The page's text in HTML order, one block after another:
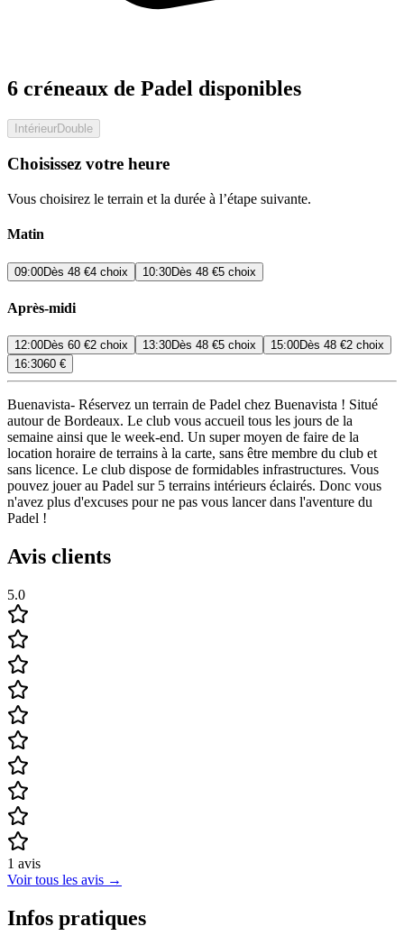
6 créneaux de Padel disponibles
IntérieurDouble
Choisissez votre heure
Vous choisirez le terrain et la durée à l’étape suivante.
Matin
09:00Dès 48 €4 choix 10:30Dès 48 €5 choix
Après-midi
12:00Dès 60 €2 choix 13:30Dès 48 €5 choix 15:00Dès 48 €2 choix
16:3060 €
Buenavista- Réservez un terrain de Padel chez Buenavista ! Situé
autour de Bordeaux. Le club vous accueil tous les jours de la
semaine ainsi que le week-end. Un super moyen de faire de la
location horaire de terrains à la carte, sans être membre du club et
sans licence. Le club dispose de formidables infrastructures. Vous
pouvez jouer au Padel sur 5 terrains intérieurs éclairés. Donc vous
n'avez plus d'excuses pour ne pas vous lancer dans l'aventure du
Padel !
Avis clients
5.0
1 avis
Voir tous les avis →
Infos pratiques